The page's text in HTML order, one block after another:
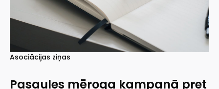
Asociācijas ziņas
Pasaules mēroga kampaņā pret